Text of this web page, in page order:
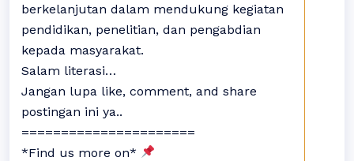
berkelanjutan dalam mendukung kegiatan
pendidikan, penelitian, dan pengabdian
kepada masyarakat.
Salam literasi…
Jangan lupa like, comment, and share
postingan ini ya..
======================
*Find us more on*